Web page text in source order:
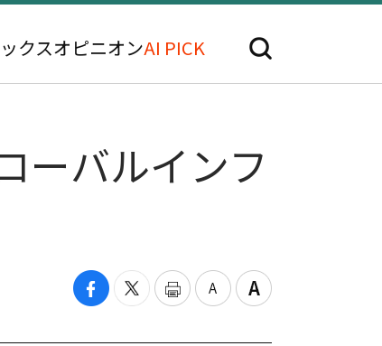
クスオピニオンAI PICK
ーバルインフ